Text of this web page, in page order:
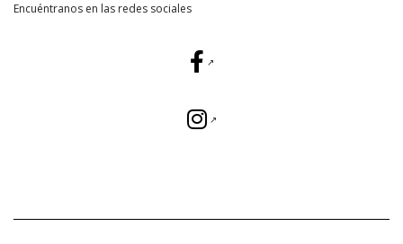
Encuéntranos en las redes sociales